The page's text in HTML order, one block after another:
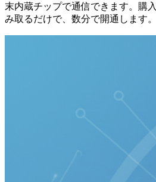
末内蔵チップで通信できます。購
み取るだけで、数分で開通します。